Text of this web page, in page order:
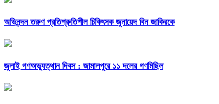
অভিনন্দন তরুণ প্রতিশ্রুতিশীল চিকিৎসক জুনায়েদ বিন জাকিরকে
জুলাই গণঅভ্যুত্থান দিবস : জামালপুরে ১১ দলের গণমিছিল